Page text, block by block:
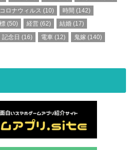
ロナウィルス (10) 時間 (142)
(50) 経営 (62) 結婚 (17)
記念日 (16) 電車 (12) 鬼嫁 (140)